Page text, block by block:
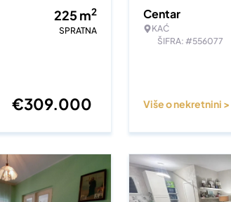
225m2
SPRATNA
€309.000
Centar
KAĆ
ŠIFRA: #556077
Više o nekretnini >